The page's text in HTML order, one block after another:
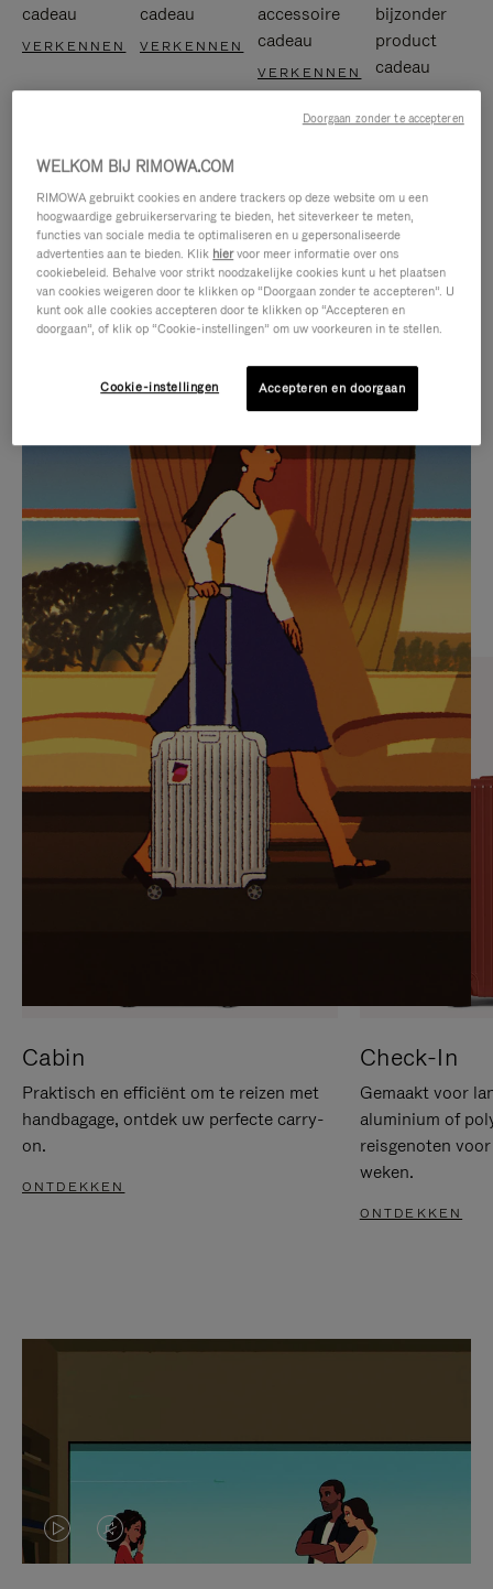
cadeau
VERKENNEN
cadeau
VERKENNEN
accessoire
cadeau
VERKENNEN
bijzonder
product
cadeau
IS
NIET
GEPAUZEERD,
DRUK
OP
OM
TE
PAUZEREN
GELUID
VAN
DE
VIDEO
IS
UITGESCHAKELD.
DRUK
HIER
OM
HET
DEMPEN
OP
SELECTIE VAN GESCHENKEN
Ontdek de perfecte metgezel
voor elke reis
Cabin
Praktisch en efficiënt om te reizen met
handbagage, ontdek uw perfecte carry-
on.
ONTDEKKEN
Check-In
Gemaakt voor
aluminium of
reisgenoten
weken.
ONTDEKKEN
VIDEO
HET
WELKOM BIJ RIMOWA.COM
RIMOWA gebruikt cookies en andere trackers op deze website om u een
hoogwaardige gebruikerservaring te bieden, het siteverkeer te meten,
functies van sociale media te optimaliseren en u gepersonaliseerde
advertenties aan te bieden. Klik hiervoor meer informatie over ons
cookiebeleid. Behalve voor strikt noodzakelijke cookies kunt u het plaatsen
van cookies weigeren door te klikken op “Doorgaan zonder te accepteren”. U
kunt ook alle cookies accepteren door te klikken op “Accepteren en
doorgaan”, of klik op “Cookie-instellingen” om uw voorkeuren in te stellen.
Cookie-instellingen Accepteren en doorgaan
Doorgaan zonder te accepteren